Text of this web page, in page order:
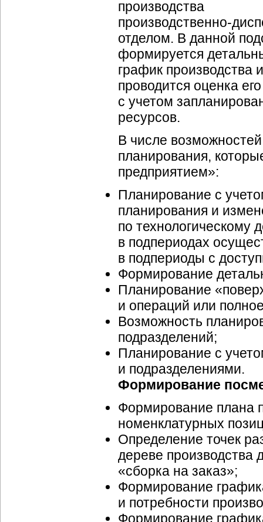
производства
производственно-
отделом. В данной
формируется
график производства
проводится оценка
с учетом
ресурсов.
В числе
планирования,
предприятием»:
Планирование с
планирования и
по технологическому
в подпериодах
в подпериоды с
Формирование
Планирование
и операций или
Возможность
подразделений;
Планирование с
и подразделениями.
Формирование
Формирование плана
номенклатурных
Определение точек
дереве производства
«сборка на заказ»;
Формирование
и потребности
Формирование